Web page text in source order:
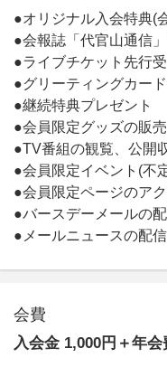
●オリジナル入会特典(
●会報誌「代官山通信
●ライブチケット先行
●グリーティングカー
●継続特典プレゼント
●会員限定グッズの販売
●TV番組の観覧、公開
●会員限定イベント(不
●会員限定ページのア
●バースデーメールの
●メールニュースの配信
会費
入会金 1,000円＋年